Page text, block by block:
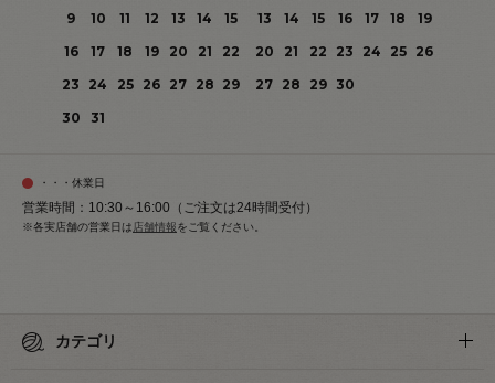
9
10 11 12 13 14
15
16
17 18 19 20 21
22
23
24 25 26 27 28 29
30
31
13
14 15 16 17 18
19
20
21 22 23 24 25
26
27 28 29 30
・・・休業日
営業時間：10:30～16:00（ご注文は24時間受付）
※各実店舗の営業日は 店舗情報をご覧ください。
カテゴリ